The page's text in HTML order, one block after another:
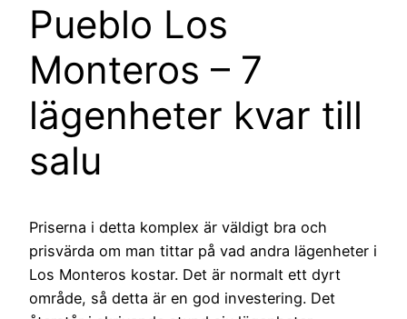
Pueblo Los
Monteros – 7
lägenheter kvar till
salu
Priserna i detta komplex är väldigt bra och
prisvärda om man tittar på vad andra lägenheter i
Los Monteros kostar. Det är normalt ett dyrt
område, så detta är en god investering. Det